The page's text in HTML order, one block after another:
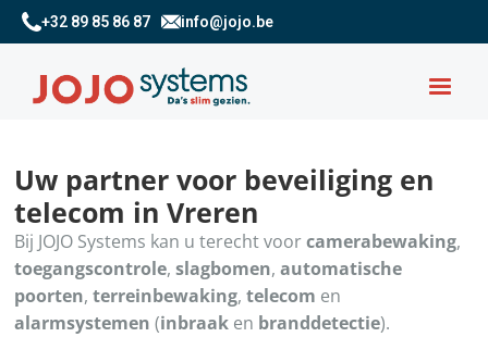
+32 89 85 86 87 info@jojo.be
Uw partner voor beveiliging en
telecom in Vreren
Bij JOJO Systems kan u terecht voorcamerabewaking,
toegangscontrole,slagbomen,automatische
poorten,terreinbewaking,telecom en
alarmsystemen (inbraak en branddetectie).